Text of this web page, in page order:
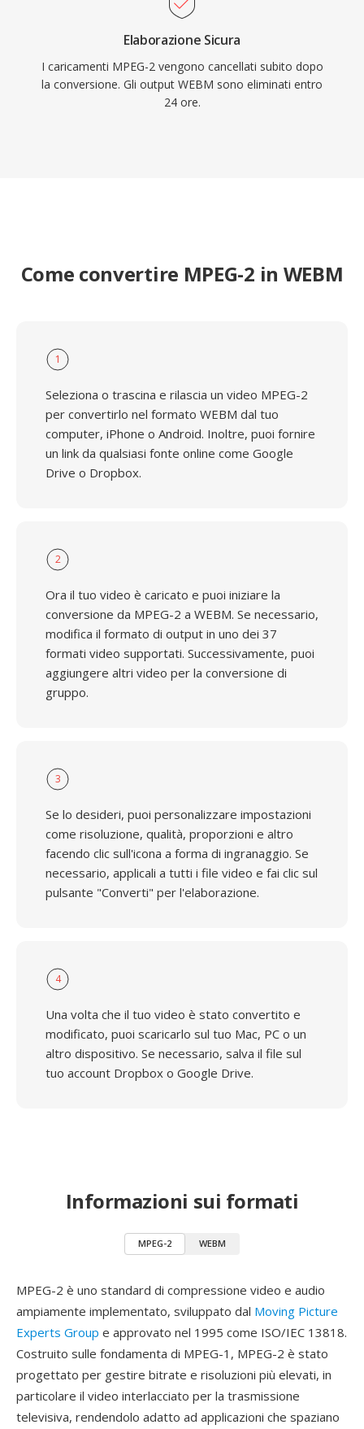
Elaborazione Sicura
I caricamenti MPEG-2 vengono cancellati subito dopo
la conversione. Gli output WEBM sono eliminati entro
24 ore.
Come convertire MPEG-2 in WEBM
1
Seleziona o trascina e rilascia un video MPEG-2
per convertirlo nel formato WEBM dal tuo
computer, iPhone o Android. Inoltre, puoi fornire
un link da qualsiasi fonte online come Google
Drive o Dropbox.
2
Ora il tuo video è caricato e puoi iniziare la
conversione da MPEG-2 a WEBM. Se necessario,
modifica il formato di output in uno dei 37
formati video supportati. Successivamente, puoi
aggiungere altri video per la conversione di
gruppo.
3
Se lo desideri, puoi personalizzare impostazioni
come risoluzione, qualità, proporzioni e altro
facendo clic sull'icona a forma di ingranaggio. Se
necessario, applicali a tutti i file video e fai clic sul
pulsante "Converti" per l'elaborazione.
4
Una volta che il tuo video è stato convertito e
modificato, puoi scaricarlo sul tuo Mac, PC o un
altro dispositivo. Se necessario, salva il file sul
tuo account Dropbox o Google Drive.
Informazioni sui formati
MPEG-2 WEBM
MPEG-2 è uno standard di compressione video e audio
ampiamente implementato, sviluppato dal Moving Picture
Experts Group e approvato nel 1995 come ISO/IEC 13818.
Costruito sulle fondamenta di MPEG-1, MPEG-2 è stato
progettato per gestire bitrate e risoluzioni più elevati, in
particolare il video interlacciato per la trasmissione
televisiva, rendendolo adatto ad applicazioni che spaziano